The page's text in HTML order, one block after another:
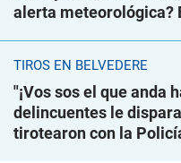
alerta meteorológica?
TIROS EN BELVEDERE
"¡Vos sos el que anda
delincuentes le
tirotearon con la